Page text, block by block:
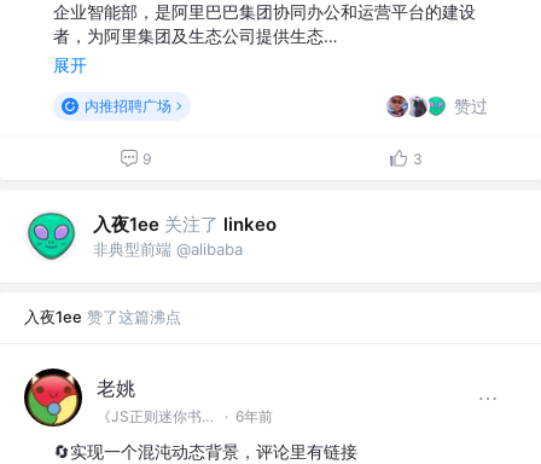
企业智能部，是阿里巴巴集团协同办公和运营平台的建设
者，为阿里集团及生态公司提供生态…
展开
内推招聘广场 赞过
9 3
入夜1ee 关注了 linkeo
非典型前端 @alibaba
入夜1ee 赞了这篇沸点
老姚
《JS正则迷你书》作者 · 6年前
🔄实现一个混沌动态背景，评论里有链接